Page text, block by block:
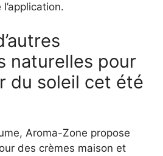
naturelles pour
du soleil cet été
Aroma-Zone propose
des crèmes maison et